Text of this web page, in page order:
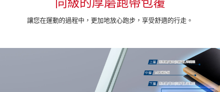
讓您在運動的過程中，更加地放心跑步，享受舒適的行走。